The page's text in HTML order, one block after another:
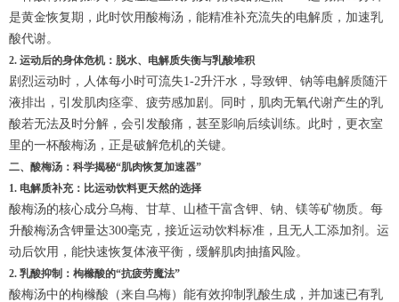
是黄金恢复期，此时饮用酸梅汤，能精准补充流失的电解质，加速乳
酸代谢。
2. 运动后的身体危机：脱水、电解质失衡与乳酸堆积
剧烈运动时，人体每小时可流失1-2升汗水，导致钾、钠等电解质随汗
液排出，引发肌肉痉挛、疲劳感加剧。同时，肌肉无氧代谢产生的乳
酸若无法及时分解，会引发酸痛，甚至影响后续训练。此时，更衣室
里的一杯酸梅汤，正是破解危机的关键。
二、酸梅汤：科学揭秘“肌肉恢复加速器”
1. 电解质补充：比运动饮料更天然的选择
酸梅汤的核心成分乌梅、甘草、山楂干富含钾、钠、镁等矿物质。每
升酸梅汤含钾量达300毫克，接近运动饮料标准，且无人工添加剂。运
动后饮用，能快速恢复体液平衡，缓解肌肉抽搐风险。
2. 乳酸抑制：枸橼酸的“抗疲劳魔法”
酸梅汤中的枸橼酸（来自乌梅）能有效抑制乳酸生成，并加速已有乳